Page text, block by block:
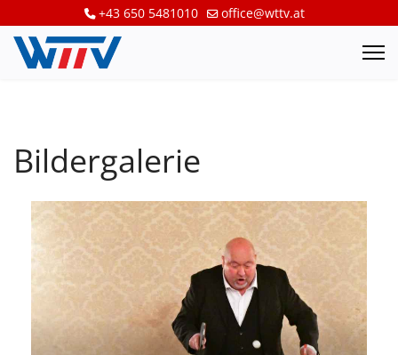
+43 650 5481010 office@wttv.at
Bildergalerie